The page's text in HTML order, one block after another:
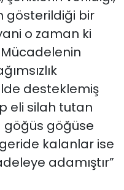
gösterildiği bir
o zaman ki
Mücadelenin
desteklemiş
eli silah tutan
göğüs göğüse
kalanlar ise
adamıştır”